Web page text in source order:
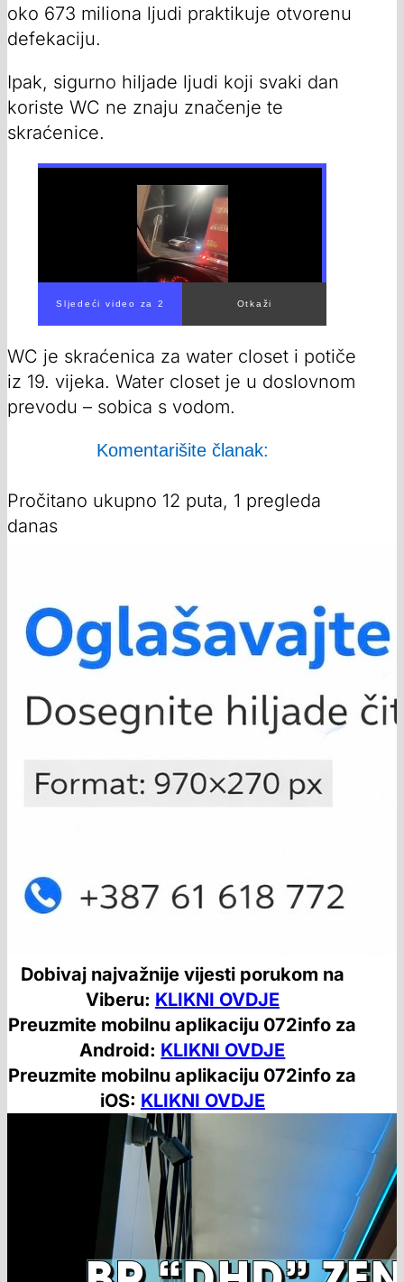
oko 673 miliona ljudi praktikuje otvorenu
defekaciju.
Ipak, sigurno hiljade ljudi koji svaki dan
koriste WC ne znaju značenje te
skraćenice.
WC je skraćenica za water closet i potiče
iz 19. vijeka. Water closet je u doslovnom
prevodu – sobica s vodom.
Komentarišite članak:
Pročitano ukupno 12 puta, 1 pregleda
danas
Dobivaj najvažnije vijesti porukom na
Viberu: KLIKNI OVDJE
Preuzmite mobilnu aplikaciju 072info za
Android: KLIKNI OVDJE
Preuzmite mobilnu aplikaciju 072info za
iOS: KLIKNI OVDJE